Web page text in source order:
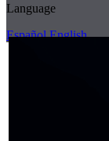
Language
Español English